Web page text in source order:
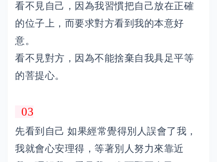
看不見自己，因為我習慣把自己放在正確
的位子上，而要求對方看到我的本意好
意。
看不見對方，因為不能捨棄自我具足平等
的菩提心。
03
先看到自己 如果經常覺得別人誤會了我，
我就會心安理得，等著別人努力來靠近